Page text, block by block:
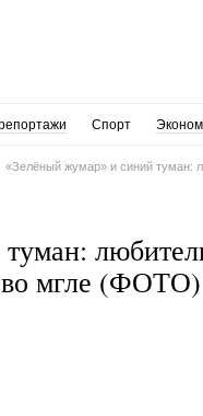
Спорт
«Зелёный жумар» и синий туман:
во мгле (ФОТО)